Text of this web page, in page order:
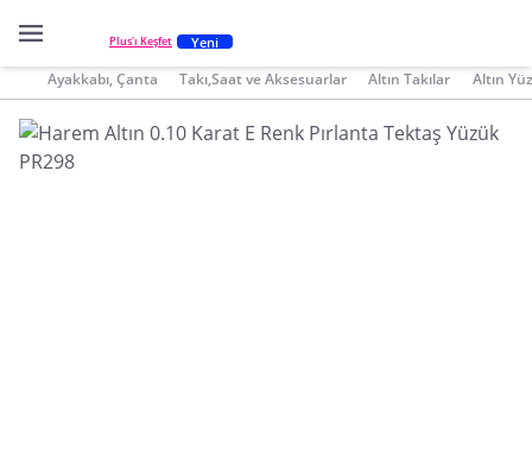
Plus'ı Keşfet Yeni
Ayakkabı, Çanta Takı,Saat ve Aksesuarlar Altın Takılar Altın